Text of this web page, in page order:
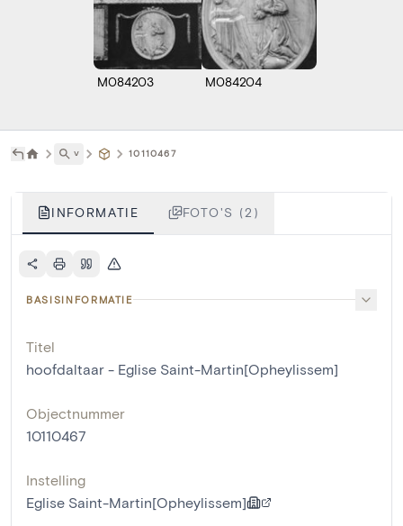
M084203 M084204
˅ 10110467
INFORMATIE FOTO'S (2)
BASISINFORMATIE
Titel
hoofdaltaar - Eglise Saint-Martin[Opheylissem]
Objectnummer
10110467
Instelling
Eglise Saint-Martin[Opheylissem]